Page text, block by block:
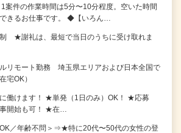
1案件の作業時間は5分〜10分程度。空いた時間
きるお仕事です。 ◆【いろん…
★謝礼は、最短で当日のうちに受け取れま
リモート勤務 埼玉県エリアおよび日本全国で
宅OK）
働けます！ ★単発（1日のみ）OK！ ★応募
開始も可！ ★在…
OK／年齢不問＞⇒★特に20代〜50代の女性の登